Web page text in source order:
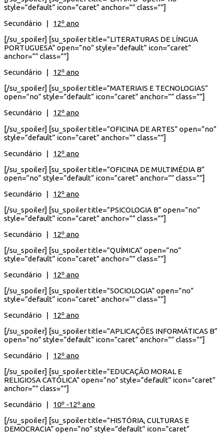
style=”default” icon=”caret” anchor=”” class=””]
Secundário | 12º ano
[/su_spoiler] [su_spoiler title=”LITERATURAS DE LÍNGUA
PORTUGUESA” open=”no” style=”default” icon=”caret”
anchor=”” class=””]
Secundário | 12º ano
[/su_spoiler] [su_spoiler title=”MATERIAIS E TECNOLOGIAS”
open=”no” style=”default” icon=”caret” anchor=”” class=””]
Secundário | 12º ano
[/su_spoiler] [su_spoiler title=”OFICINA DE ARTES” open=”no”
style=”default” icon=”caret” anchor=”” class=””]
Secundário | 12º ano
[/su_spoiler] [su_spoiler title=”OFICINA DE MULTIMÉDIA B”
open=”no” style=”default” icon=”caret” anchor=”” class=””]
Secundário | 12º ano
[/su_spoiler] [su_spoiler title=”PSICOLOGIA B” open=”no”
style=”default” icon=”caret” anchor=”” class=””]
Secundário | 12º ano
[/su_spoiler] [su_spoiler title=”QUÍMICA” open=”no”
style=”default” icon=”caret” anchor=”” class=””]
Secundário | 12º ano
[/su_spoiler] [su_spoiler title=”SOCIOLOGIA” open=”no”
style=”default” icon=”caret” anchor=”” class=””]
Secundário | 12º ano
[/su_spoiler] [su_spoiler title=”APLICAÇÕES INFORMÁTICAS B”
open=”no” style=”default” icon=”caret” anchor=”” class=””]
Secundário | 12º ano
[/su_spoiler] [su_spoiler title=”EDUCAÇÃO MORAL E
RELIGIOSA CATÓLICA” open=”no” style=”default” icon=”caret”
anchor=”” class=””]
Secundário | 10º -12º ano
[/su_spoiler] [su_spoiler title=”HISTÓRIA, CULTURAS E
DEMOCRACIA” open=”no” style=”default” icon=”caret”